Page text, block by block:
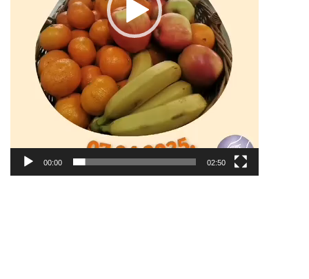
00:00 02:50